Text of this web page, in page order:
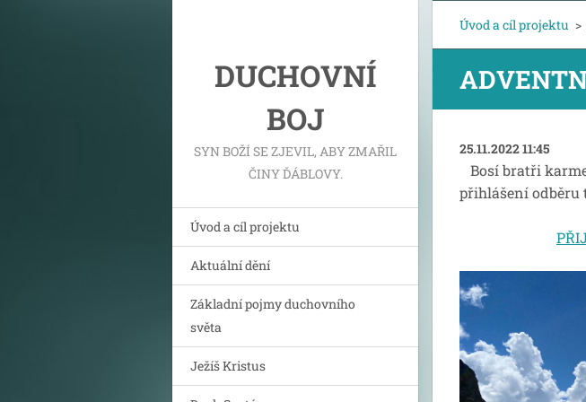
DUCHOVNÍ
BOJ
SYN BOŽÍ SE ZJEVIL, ABY ZMAŘIL
ČINY ĎÁBLOVY.
Úvod a cíl projektu
Aktuální dění
Základní pojmy duchovního
světa
Ježíš Kristus
Úvod a cíl projektu >
25.11.2022 11:45
Bosí bratři
přihlášení odběru